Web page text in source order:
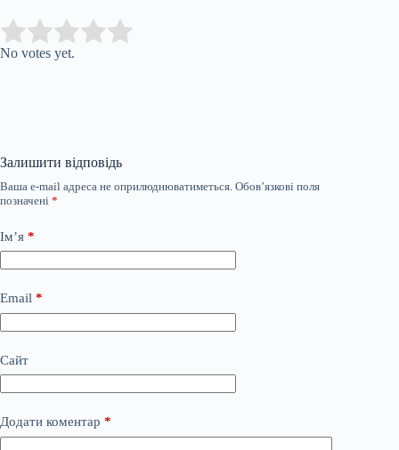
Rate this item:
No votes yet.
Залишити відповідь
Ваша e-mail адреса не оприлюднюватиметься. Обов’язкові поля
позначені *
Ім’я *
Email *
Сайт
Додати коментар *